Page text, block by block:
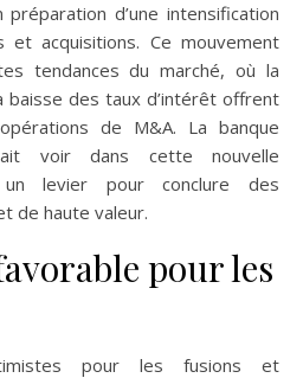
d’une intensification
acquisitions. Ce mouvement
tendances du marché, où la
baisse des taux d’intérêt offrent
de M&A. La banque
voir dans cette nouvelle
levier pour conclure des
de haute valeur.
pour les
pour les fusions et